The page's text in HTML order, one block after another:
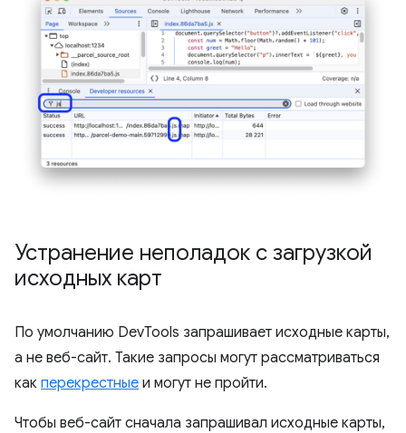
Устранение неполадок с загрузкой
исходных карт
По умолчанию DevTools запрашивает исходные карты,
а не веб-сайт. Такие запросы могут рассматриваться
как перекрестные и могут не пройти.
Чтобы веб-сайт сначала запрашивал исходные карты,